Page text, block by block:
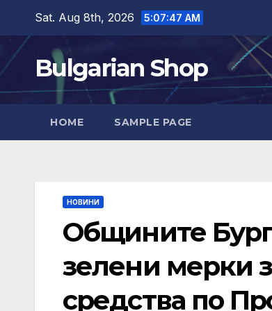
content
Sat. Aug 8th, 2026 5:07:48 AM
Bulgarian Shop
HOME SAMPLE PAGE
НОВИНИ
Общините
зелени мерки
средства по